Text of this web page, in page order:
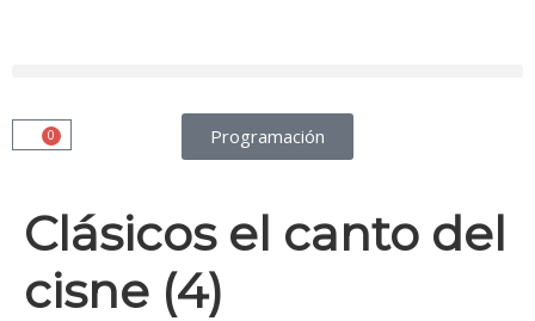
Programación
0
Clásicos el canto del
cisne (4)